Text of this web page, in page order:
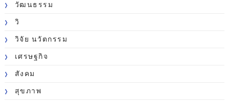
วัฒนธรรม
วิ
วิจัย นวัตกรรม
เศรษฐกิจ
สังคม
สุขภาพ